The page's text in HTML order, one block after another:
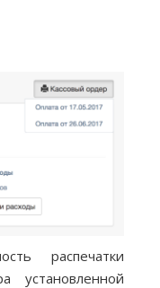
распечатки
установленной